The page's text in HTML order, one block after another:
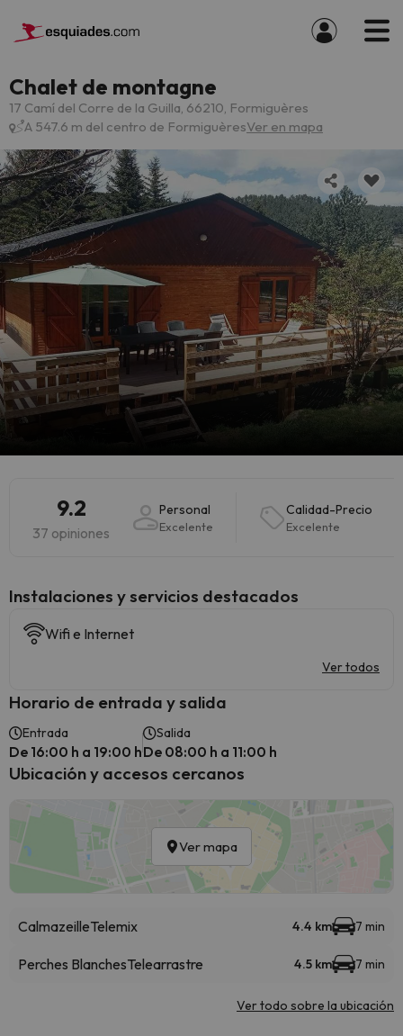
Chalet de montagne
17 Camí del Corre de la Guilla, 66210, Formiguères
A 547.6 m del centro de FormiguèresVer en mapa
9.2
37 opiniones
Personal
Excelente
Calidad-Precio
Excelente
Instalaciones y servicios destacados
Wifi e Internet
Ver todos
Horario de entrada y salida
Entrada
De 16:00 h a 19:00 h
Salida
De 08:00 h a 11:00 h
Ubicación y accesos cercanos
Ver mapa
CalmazeilleTelemix 4.4 km 7 min
Perches BlanchesTelearrastre 4.5 km 7 min
Ver todo sobre la ubicación